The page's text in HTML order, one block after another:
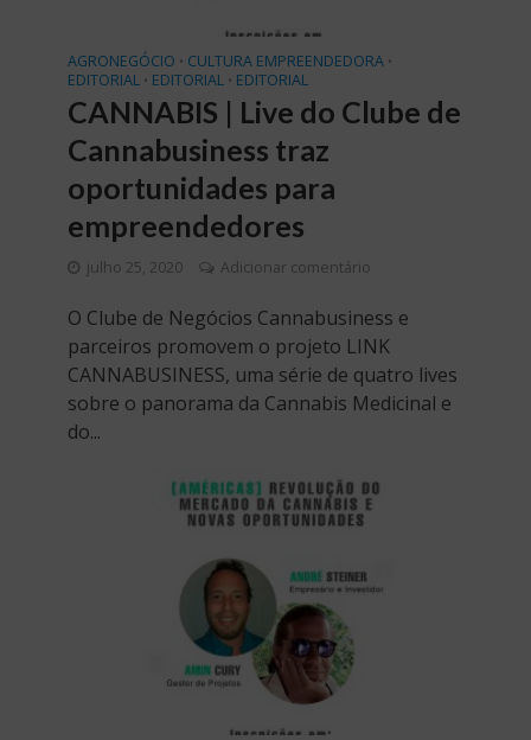
AGRONEGÓCIO • CULTURA EMPREENDEDORA •
EDITORIAL • EDITORIAL • EDITORIAL
CANNABIS | Live do Clube de
Cannabusiness traz
oportunidades para
empreendedores
julho 25, 2020 Adicionar comentário
O Clube de Negócios Cannabusiness e
parceiros promovem o projeto LINK
CANNABUSINESS, uma série de quatro lives
sobre o panorama da Cannabis Medicinal e
do...